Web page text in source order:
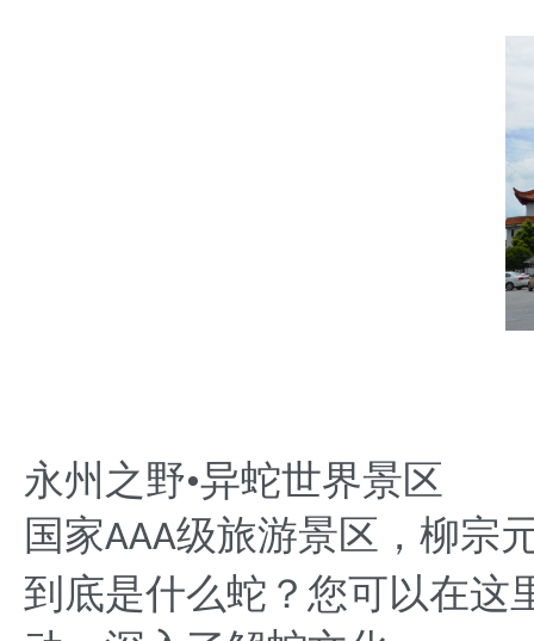
永州之野•异蛇世界景区
国家AAA级旅游景区，柳宗
到底是什么蛇？您可以在这